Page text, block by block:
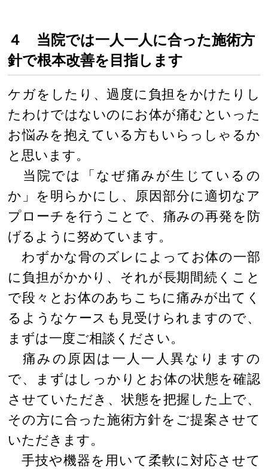
４ 当院では一人一人に合った施術方
針で根本改善を目指します
ケガをしたり、過度に負担をかけたりし
たわけではないのにお体が痛むといった
お悩みを抱えている方もいらっしゃるか
と思います。
当院では「なぜ痛みが生じているの
か」を明らかにし、原因部分に適切なア
プローチを行うことで、痛みの再発を防
げるように努めています。
わずかな骨のズレによってお体の一部
に負担がかかり、それが長期間続くこと
で段々とお体のあちこちに痛みが出てく
るようなケースも見受けられますので、
まずは一度ご相談ください。
痛みの原因は一人一人異なりますの
で、まずはしっかりとお体の状態を確認
させていただき、状態を把握した上で、
その方に合った施術方針をご提案させて
いただきます。
手技や機器を用いて柔軟に対応させて